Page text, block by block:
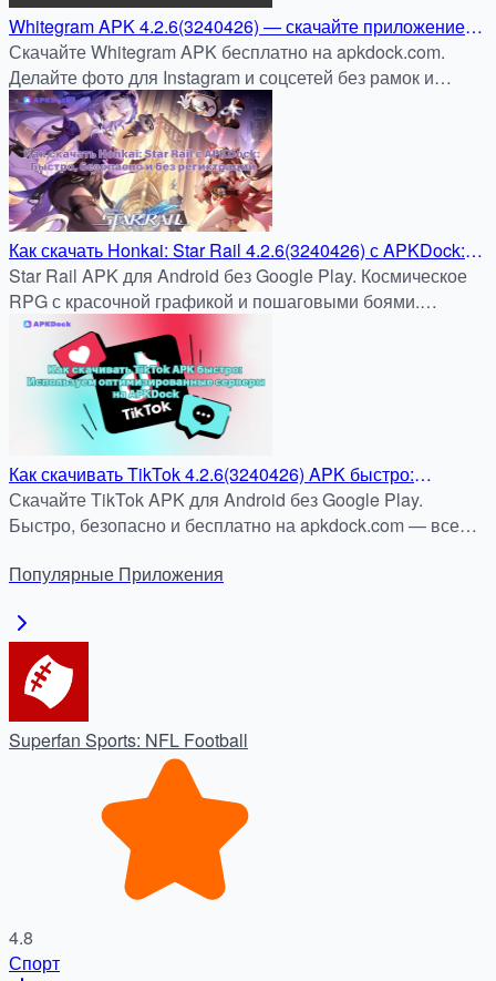
Whitegram APK 4.2.6(3240426) — скачайте приложение
для Android и публикуйте фото в Instagram без обрезки
через APKDock
Скачайте Whitegram APK бесплатно на apkdock.com.
Делайте фото для Instagram и соцсетей без рамок и
обрезки — быстро, удобно и безопасно.
Как скачать Honkai: Star Rail 4.2.6(3240426) с APKDock:
Быстро, безопасно и без регистрации
Star Rail APK для Android без Google Play. Космическое
RPG с красочной графикой и пошаговыми боями.
Быстрая установка на apkdock.com.
Как скачивать TikTok 4.2.6(3240426) APK быстро:
Используем оптимизированные серверы APKDock
Скачайте TikTok APK для Android без Google Play.
Быстро, безопасно и бесплатно на apkdock.com — все
Популярные Приложения
Superfan Sports: NFL Football
4.8
Спорт